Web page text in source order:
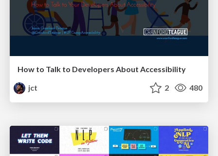
How to Talk to Developers About Accessibility
jct
2 480